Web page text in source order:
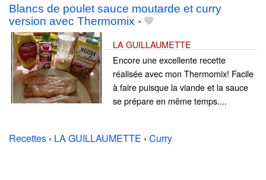
Blancs de poulet sauce moutarde et curry
version avec Thermomix -
LA GUILLAUMETTE
Encore une excellente recette
réalisée avec mon Thermomix! Facile
à faire puisque la viande et la sauce
se prépare en même temps....
Recettes › LA GUILLAUMETTE › Curry